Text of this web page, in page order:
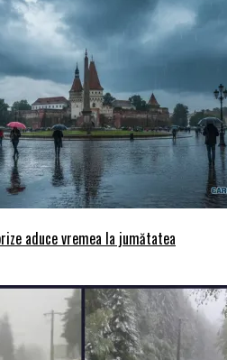
aduce vremea la jumătatea